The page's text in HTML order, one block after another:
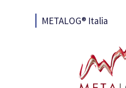
METALOG® Italia